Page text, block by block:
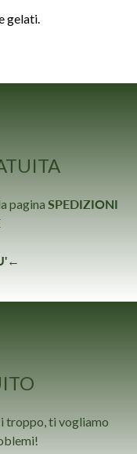
gelati.
pagina SPEDIZIONI
←
troppo, ti vogliamo